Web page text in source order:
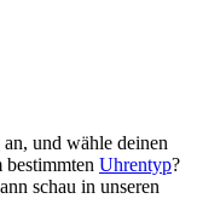
an, und wähle deinen
Uhrentyp?
schau in unseren